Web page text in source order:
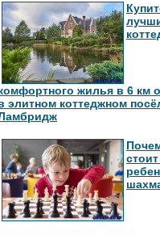
жилья в 6 км
элитном коттеджном